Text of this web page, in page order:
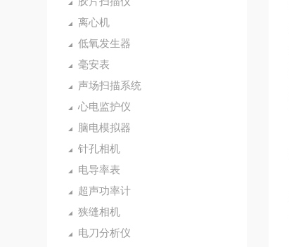
离心机
低氧发生器
毫安表
声场扫描系统
心电监护仪
脑电模拟器
针孔相机
电导率表
超声功率计
狭缝相机
电刀分析仪